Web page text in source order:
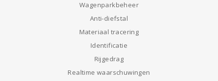
Wagenparkbeheer
Anti-diefstal
Materiaal tracering
Identificatie
Rijgedrag
Realtime waarschuwingen